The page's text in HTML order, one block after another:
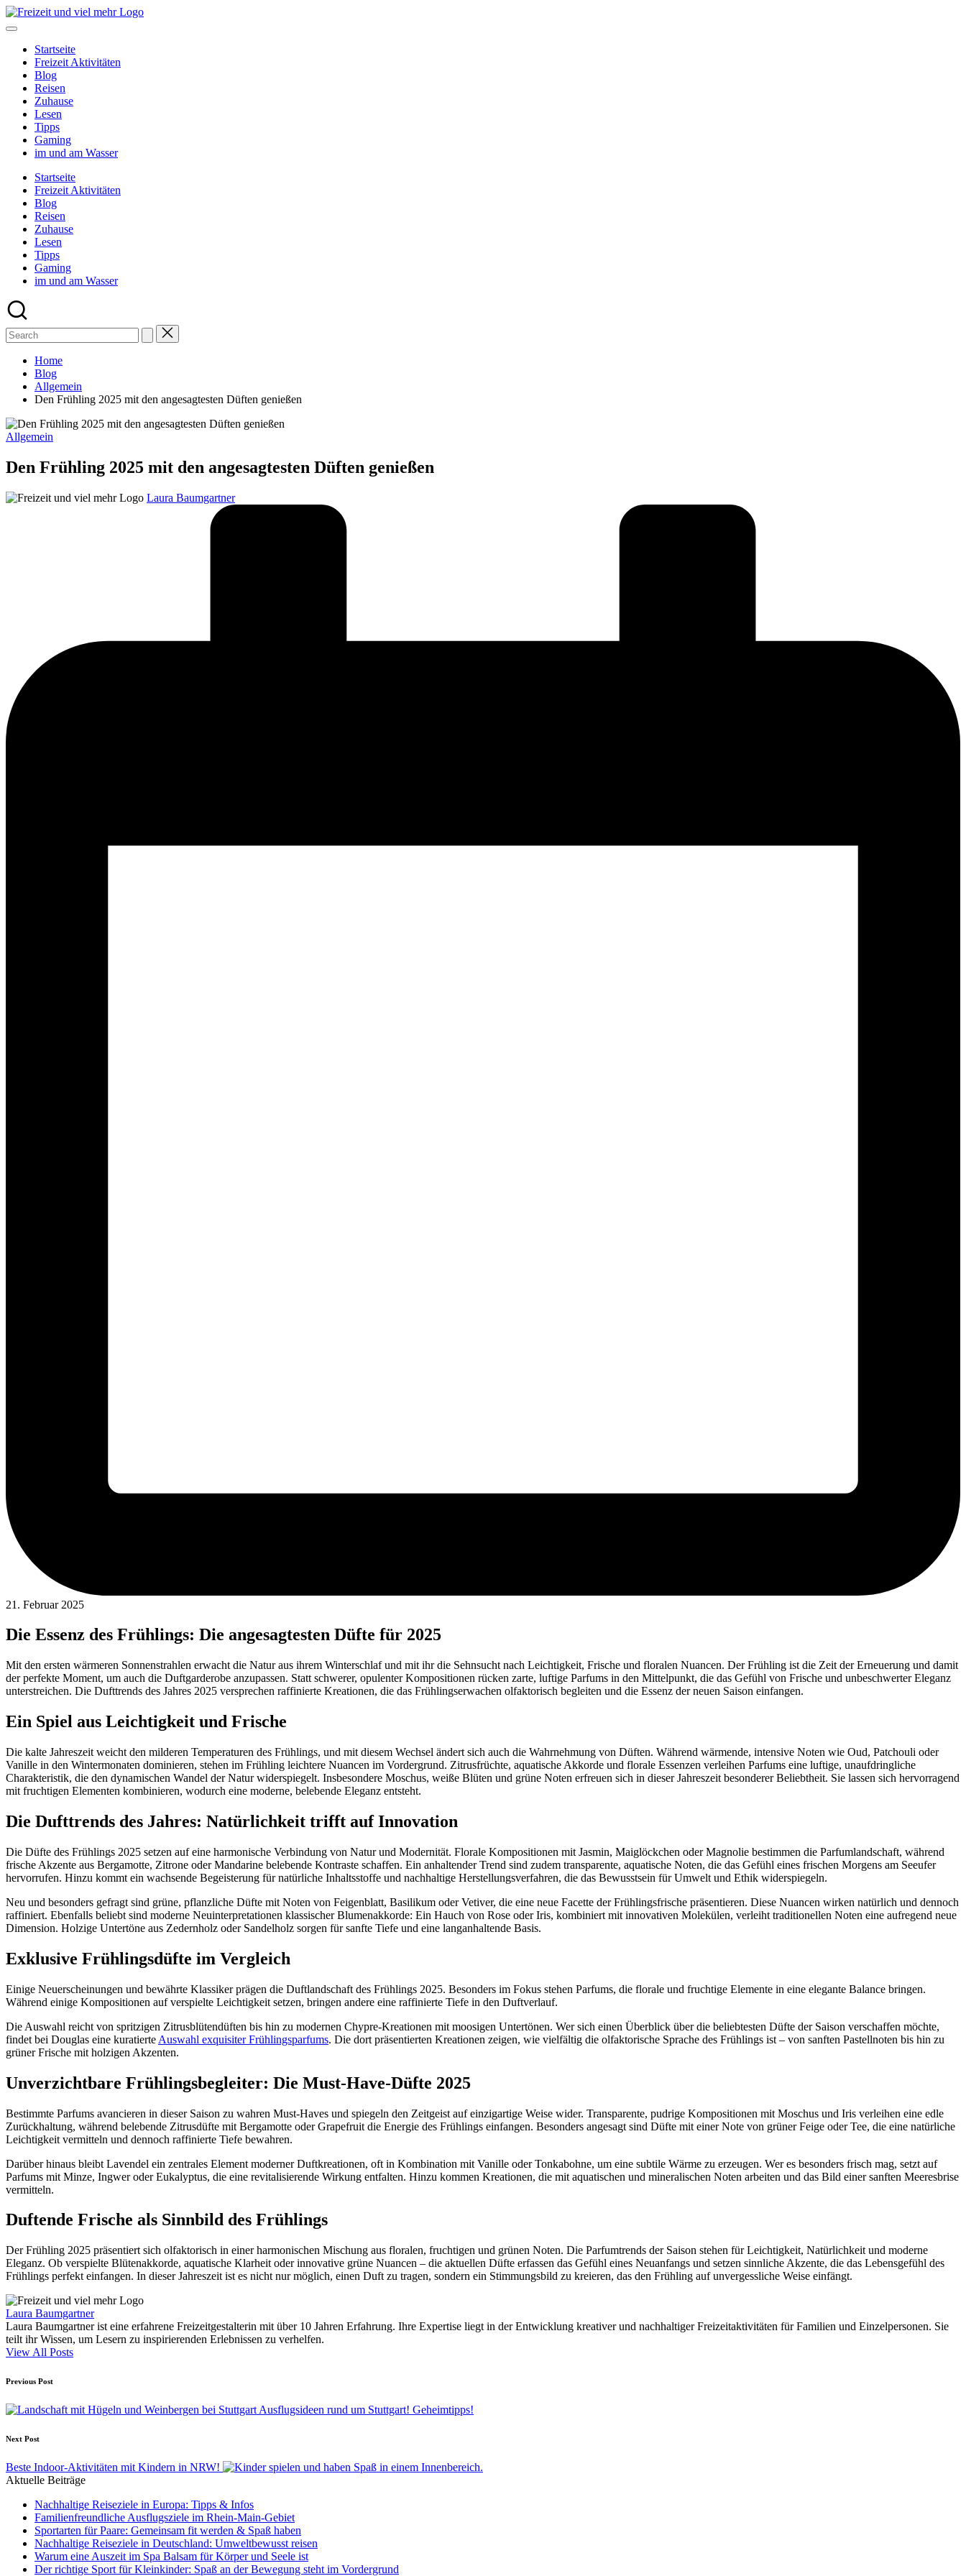
Skip
to
Startseite
Freizeit Aktivitäten
Blog
Reisen
Zuhause
Lesen
Tipps
Gaming
im und am Wasser
Startseite
Freizeit Aktivitäten
Blog
Reisen
Zuhause
Lesen
Tipps
Gaming
im und am Wasser
Home
Blog
Allgemein
Den Frühling 2025 mit den angesagtesten Düften genießen
Posted
Allgemein
Den Frühling 2025 mit den angesagtesten Düften genießen
Posted
Laura Baumgartner
21. Februar 2025
Die Essenz des Frühlings: Die angesagtesten Düfte für 2025
Mit den ersten wärmeren Sonnenstrahlen erwacht die Natur aus ihrem Winterschlaf und mit ihr die Sehnsucht nach Leichtigkeit, Frische und floralen Nuancen. Der Frühling ist die Zeit der Erneuerung und damit
der perfekte Moment, um auch die Duftgarderobe anzupassen. Statt schwerer, opulenter Kompositionen rücken zarte, luftige Parfums in den Mittelpunkt, die das Gefühl von Frische und unbeschwerter Eleganz
unterstreichen. Die Dufttrends des Jahres 2025 versprechen raffinierte Kreationen, die das Frühlingserwachen olfaktorisch begleiten und die Essenz der neuen Saison einfangen.
Ein Spiel aus Leichtigkeit und Frische
Die kalte Jahreszeit weicht den milderen Temperaturen des Frühlings, und mit diesem Wechsel ändert sich auch die Wahrnehmung von Düften. Während wärmende, intensive Noten wie Oud, Patchouli oder
Vanille in den Wintermonaten dominieren, stehen im Frühling leichtere Nuancen im Vordergrund. Zitrusfrüchte, aquatische Akkorde und florale Essenzen verleihen Parfums eine luftige, unaufdringliche
Charakteristik, die den dynamischen Wandel der Natur widerspiegelt. Insbesondere Moschus, weiße Blüten und grüne Noten erfreuen sich in dieser Jahreszeit besonderer Beliebtheit. Sie lassen sich hervorragend
mit fruchtigen Elementen kombinieren, wodurch eine moderne, belebende Eleganz entsteht.
Die Dufttrends des Jahres: Natürlichkeit trifft auf Innovation
Die Düfte des Frühlings 2025 setzen auf eine harmonische Verbindung von Natur und Modernität. Florale Kompositionen mit Jasmin, Maiglöckchen oder Magnolie bestimmen die Parfumlandschaft, während
frische Akzente aus Bergamotte, Zitrone oder Mandarine belebende Kontraste schaffen. Ein anhaltender Trend sind zudem transparente, aquatische Noten, die das Gefühl eines frischen Morgens am Seeufer
hervorrufen. Hinzu kommt ein wachsende Begeisterung für natürliche Inhaltsstoffe und nachhaltige Herstellungsverfahren, die das Bewusstsein für Umwelt und Ethik widerspiegeln.
Neu und besonders gefragt sind grüne, pflanzliche Düfte mit Noten von Feigenblatt, Basilikum oder Vetiver, die eine neue Facette der Frühlingsfrische präsentieren. Diese Nuancen wirken natürlich und dennoch
raffiniert. Ebenfalls beliebt sind moderne Neuinterpretationen klassischer Blumenakkorde: Ein Hauch von Rose oder Iris, kombiniert mit innovativen Molekülen, verleiht traditionellen Noten eine aufregend neue
Dimension. Holzige Untertöne aus Zedernholz oder Sandelholz sorgen für sanfte Tiefe und eine langanhaltende Basis.
Exklusive Frühlingsdüfte im Vergleich
Einige Neuerscheinungen und bewährte Klassiker prägen die Duftlandschaft des Frühlings 2025. Besonders im Fokus stehen Parfums, die florale und fruchtige Elemente in eine elegante Balance bringen.
Während einige Kompositionen auf verspielte Leichtigkeit setzen, bringen andere eine raffinierte Tiefe in den Duftverlauf.
Die Auswahl reicht von spritzigen Zitrusblütendüften bis hin zu modernen Chypre-Kreationen mit moosigen Untertönen. Wer sich einen Überblick über die beliebtesten Düfte der Saison verschaffen möchte,
findet bei Douglas eine kuratierte Auswahl exquisiter Frühlingsparfums. Die dort präsentierten Kreationen zeigen, wie vielfältig die olfaktorische Sprache des Frühlings ist – von sanften Pastellnoten bis hin zu
grüner Frische mit holzigen Akzenten.
Unverzichtbare Frühlingsbegleiter: Die Must-Have-Düfte 2025
Bestimmte Parfums avancieren in dieser Saison zu wahren Must-Haves und spiegeln den Zeitgeist auf einzigartige Weise wider. Transparente, pudrige Kompositionen mit Moschus und Iris verleihen eine edle
Zurückhaltung, während belebende Zitrusdüfte mit Bergamotte oder Grapefruit die Energie des Frühlings einfangen. Besonders angesagt sind Düfte mit einer Note von grüner Feige oder Tee, die eine natürliche
Leichtigkeit vermitteln und dennoch raffinierte Tiefe bewahren.
Darüber hinaus bleibt Lavendel ein zentrales Element moderner Duftkreationen, oft in Kombination mit Vanille oder Tonkabohne, um eine subtile Wärme zu erzeugen. Wer es besonders frisch mag, setzt auf
Parfums mit Minze, Ingwer oder Eukalyptus, die eine revitalisierende Wirkung entfalten. Hinzu kommen Kreationen, die mit aquatischen und mineralischen Noten arbeiten und das Bild einer sanften Meeresbrise
vermitteln.
Duftende Frische als Sinnbild des Frühlings
Der Frühling 2025 präsentiert sich olfaktorisch in einer harmonischen Mischung aus floralen, fruchtigen und grünen Noten. Die Parfumtrends der Saison stehen für Leichtigkeit, Natürlichkeit und moderne
Eleganz. Ob verspielte Blütenakkorde, aquatische Klarheit oder innovative grüne Nuancen – die aktuellen Düfte erfassen das Gefühl eines Neuanfangs und setzen sinnliche Akzente, die das Lebensgefühl des
Frühlings perfekt einfangen. In dieser Jahreszeit ist es nicht nur möglich, einen Duft zu tragen, sondern ein Stimmungsbild zu kreieren, das den Frühling auf unvergessliche Weise einfängt.
Laura Baumgartner
Laura Baumgartner ist eine erfahrene Freizeitgestalterin mit über 10 Jahren Erfahrung. Ihre Expertise liegt in der Entwicklung kreativer und nachhaltiger Freizeitaktivitäten für Familien und Einzelpersonen. Sie
teilt ihr Wissen, um Lesern zu inspirierenden Erlebnissen zu verhelfen.
View All Posts
Post
navigation
Previous Post
Ausflugsideen rund um Stuttgart! Geheimtipps!
Next Post
Beste Indoor-Aktivitäten mit Kindern in NRW!
Aktuelle Beiträge
Nachhaltige Reiseziele in Europa: Tipps & Infos
Familienfreundliche Ausflugsziele im Rhein-Main-Gebiet
Sportarten für Paare: Gemeinsam fit werden & Spaß haben
Nachhaltige Reiseziele in Deutschland: Umweltbewusst reisen
Warum eine Auszeit im Spa Balsam für Körper und Seele ist
Der richtige Sport für Kleinkinder: Spaß an der Bewegung steht im Vordergrund